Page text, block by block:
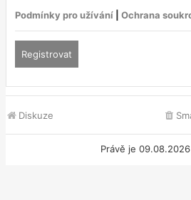
Podmínky pro užívání
Ochrana
Registrovat
Diskuze
Právě je